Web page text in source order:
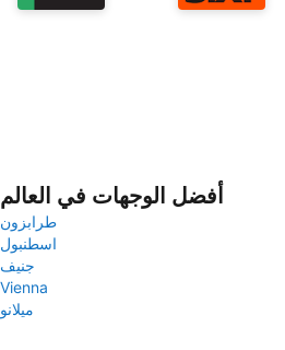
أفضل الوجهات في العالم
طرابزون
اسطنبول
جنيف
Vienna
ميلانو